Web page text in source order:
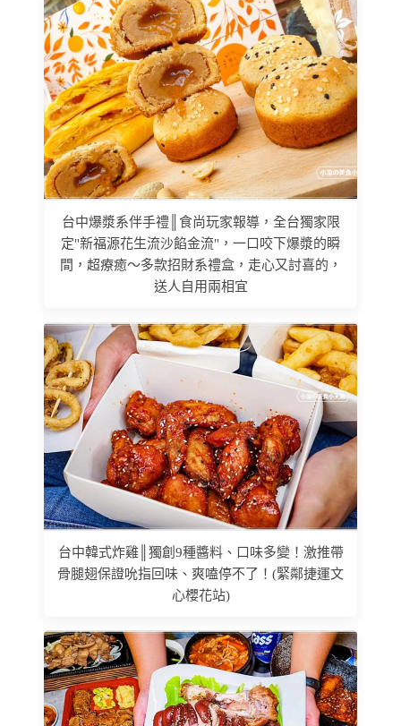
台中爆漿系伴手禮║食尚玩家報導，全台獨家限
定"新福源花生流沙餡金流"，一口咬下爆漿的瞬
間，超療癒～多款招財系禮盒，走心又討喜的，
送人自用兩相宜
台中韓式炸雞║獨創9種醬料、口味多變！激推帶
骨腿翅保證吮指回味、爽嗑停不了！(緊鄰捷運文
心櫻花站)